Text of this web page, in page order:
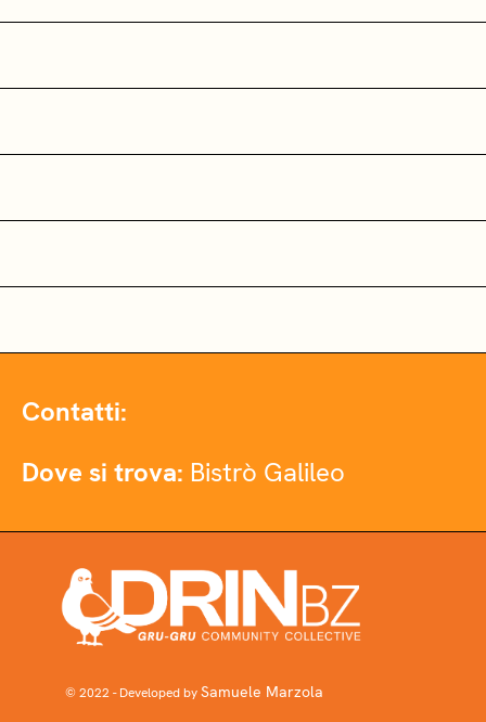
Contatti:
Dove si trova: Bistrò Galileo
© 2022 - Developed bySamuele Marzola